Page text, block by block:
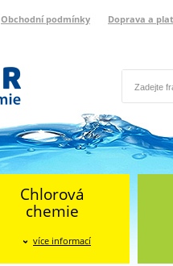
Obchodní podmínky Doprava a
Chlorová
chemie
více informací